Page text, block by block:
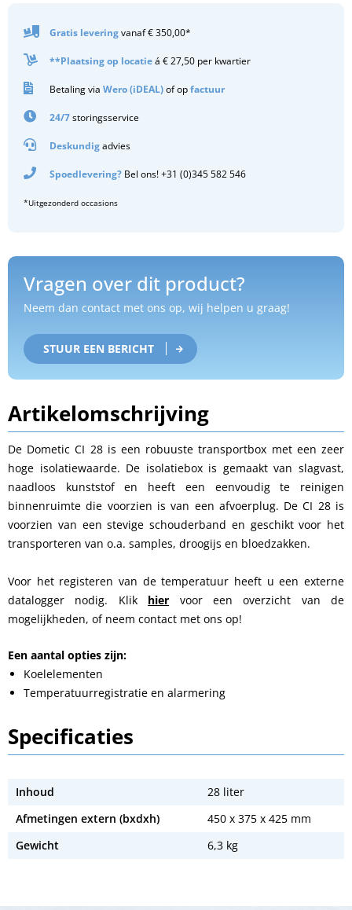
Gratis leveringvanaf € 350,00*
**Plaatsing op locatieá € 27,50 per kwartier
Betaling via Wero (iDEAL)of opfactuur
24/7storingsservice
Deskundigadvies
Spoedlevering? Bel ons! +31 (0)345 582 546
*Uitgezonderd occasions
Vragen over dit product?
Neem dan contact met ons op, wij helpen u graag!
STUUR EEN BERICHT
Artikelomschrijving
De Dometic CI 28 is een robuuste transportbox met een zeer
hoge isolatiewaarde. De isolatiebox is gemaakt van slagvast,
naadloos kunststof en heeft een eenvoudig te reinigen
binnenruimte die voorzien is van een afvoerplug. De CI 28 is
voorzien van een stevige schouderband en geschikt voor het
transporteren van o.a. samples, droogijs en bloedzakken.
Voor het registeren van de temperatuur heeft u een externe
datalogger nodig. Klik hier voor een overzicht van de
mogelijkheden, of neem contact met ons op!
Een aantal opties zijn:
Koelelementen
Temperatuurregistratie en alarmering
Specificaties
Inhoud
28 liter
Afmetingen extern (bxdxh)
450 x 375 x 425 mm
Gewicht
6,3 kg